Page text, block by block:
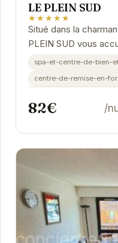
LE PLEIN SUD
★★★★★
Situé dans la
PLEIN SUD vous
chaleureux et
spa-et-centre-de-bien-
centre-de-remise-en-
82€ /